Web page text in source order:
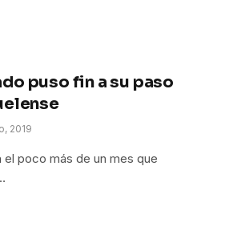
puso fin a su paso
2019
el poco más de un mes que